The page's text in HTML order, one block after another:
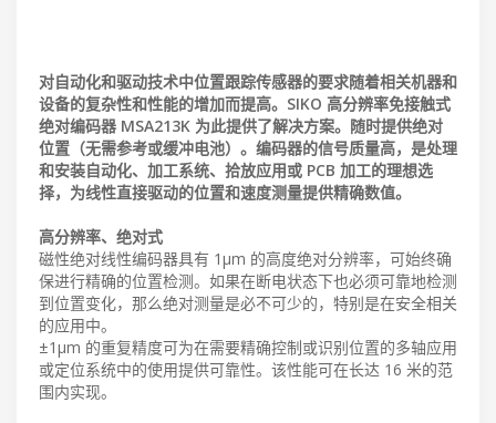
对自动化和驱动技术中位置跟踪传感器的要求随着相关机器和
设备的复杂性和性能的增加而提高。SIKO 高分辨率免接触式
绝对编码器 MSA213K 为此提供了解决方案。随时提供绝对
位置（无需参考或缓冲电池）。编码器的信号质量高，是处理
和安装自动化、加工系统、拾放应用或 PCB 加工的理想选
择，为线性直接驱动的位置和速度测量提供精确数值。
高分辨率、绝对式
磁性绝对线性编码器具有 1μm 的高度绝对分辨率，可始终确
保进行精确的位置检测。如果在断电状态下也必须可靠地检测
到位置变化，那么绝对测量是必不可少的，特别是在安全相关
的应用中。
±1μm 的重复精度可为在需要精确控制或识别位置的多轴应用
或定位系统中的使用提供可靠性。该性能可在长达 16 米的范
围内实现。